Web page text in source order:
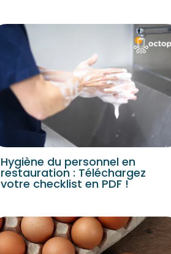
Hygiène du personnel en
restauration : Téléchargez
votre checklist en PDF !